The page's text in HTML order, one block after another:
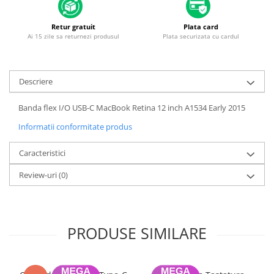
Piese & Accesorii iPhone
iPhone 16 Pro Max
iPhone 16 Pro
iPhone 15 Pro Max
iPhone 16
iPhone 15 Plus
iPhone 14
Retur gratuit
Ai 15 zile sa returnezi produsul
Plata card
Plata securizata cu cardul
Descriere
Banda flex I/O USB-C MacBook Retina 12 inch A1534 Early 2015
Informatii conformitate produs
Caracteristici
Review-uri(0)
PRODUSE SIMILARE